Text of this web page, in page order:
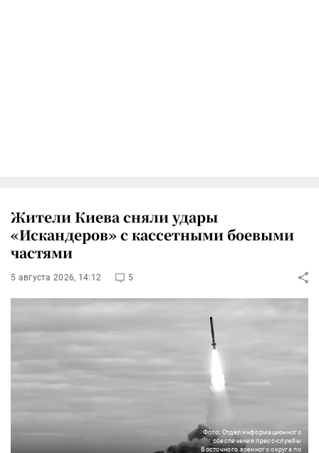
Жители Киева сняли удары
«Искандеров» с кассетными боевыми
частями
5 августа 2026, 14:12 5
Фото: Отдел информационного
обеспечения пресс-службы
Восточного военного округа по